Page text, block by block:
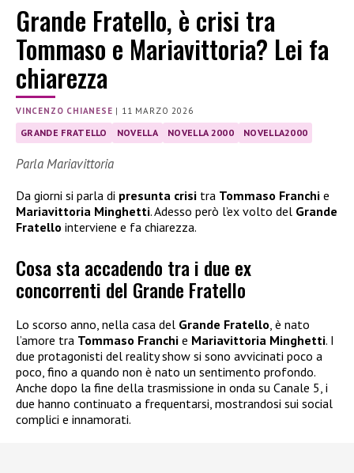
Grande Fratello, è crisi tra
Tommaso e Mariavittoria? Lei fa
chiarezza
VINCENZO CHIANESE | 11 MARZO 2026
GRANDE FRATELLO NOVELLA NOVELLA 2000 NOVELLA2000
Parla Mariavittoria
Da giorni si parla di presunta crisi tra Tommaso Franchi e
Mariavittoria Minghetti. Adesso però l’ex volto del Grande
Fratello interviene e fa chiarezza.
Cosa sta accadendo tra i due ex
concorrenti del Grande Fratello
Lo scorso anno, nella casa del Grande Fratello , è nato
l’amore tra Tommaso Franchi e Mariavittoria Minghetti. I
due protagonisti del reality show si sono avvicinati poco a
poco, fino a quando non è nato un sentimento profondo.
Anche dopo la fine della trasmissione in onda su Canale 5, i
due hanno continuato a frequentarsi, mostrandosi sui social
complici e innamorati.